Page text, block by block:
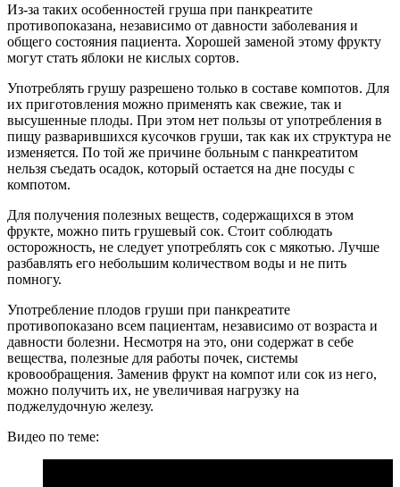
Из-за таких особенностей груша при панкреатите
противопоказана, независимо от давности заболевания и
общего состояния пациента. Хорошей заменой этому фрукту
могут стать яблоки не кислых сортов.
Употреблять грушу разрешено только в составе компотов. Для
их приготовления можно применять как свежие, так и
высушенные плоды. При этом нет пользы от употребления в
пищу разварившихся кусочков груши, так как их структура не
изменяется. По той же причине больным с панкреатитом
нельзя съедать осадок, который остается на дне посуды с
компотом.
Для получения полезных веществ, содержащихся в этом
фрукте, можно пить грушевый сок. Стоит соблюдать
осторожность, не следует употреблять сок с мякотью. Лучше
разбавлять его небольшим количеством воды и не пить
помногу.
Употребление плодов груши при панкреатите
противопоказано всем пациентам, независимо от возраста и
давности болезни. Несмотря на это, они содержат в себе
вещества, полезные для работы почек, системы
кровообращения. Заменив фрукт на компот или сок из него,
можно получить их, не увеличивая нагрузку на
поджелудочную железу.
Видео по теме: